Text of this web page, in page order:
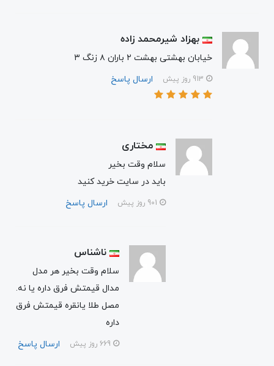
بهزاد شیرمحمد زاده
خیابان بهشتی بهشت ۲ باران ۸ زنگ ۳
ارسال پاسخ
مختاری
سلام‌ وقت بخیر
باید در سایت خرید کنید
ارسال پاسخ
ناشناس
سلام وقت بخیر هر مدل
مدال قیمتش فرق داره یا نه.
مصل طلا یانقره قیمتش فرق
داره
ارسال پاسخ